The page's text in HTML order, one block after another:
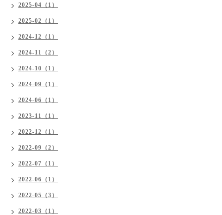
2025-04（1）
2025-02（1）
2024-12（1）
2024-11（2）
2024-10（1）
2024-09（1）
2024-06（1）
2023-11（1）
2022-12（1）
2022-09（2）
2022-07（1）
2022-06（1）
2022-05（3）
2022-03（1）